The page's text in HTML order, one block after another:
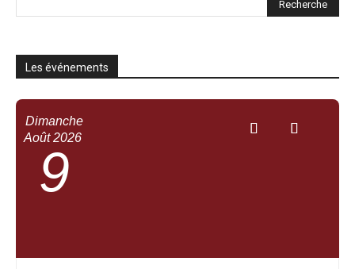
Les événements
Dimanche
Août 2026
9